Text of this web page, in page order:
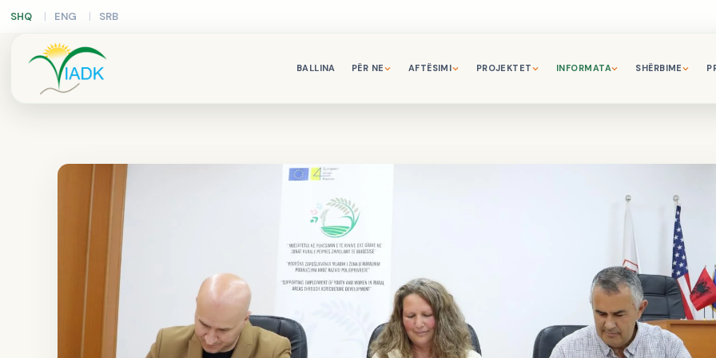
SHQ ENG SRB
BALLINA PËR NE AFTËSIMI PROJEKTET INFORMATA SHËRBIME